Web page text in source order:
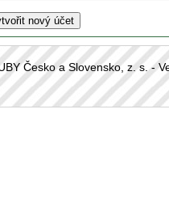
Česko a Slovensko, z. s. -